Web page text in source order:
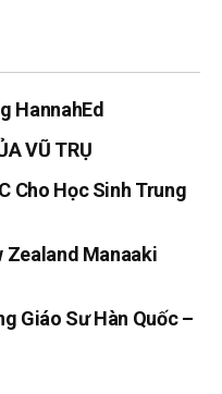
HannahEd
VŨ TRỤ
Cho Học Sinh Trung
Zealand Manaaki
Giáo Sư Hàn Quốc –